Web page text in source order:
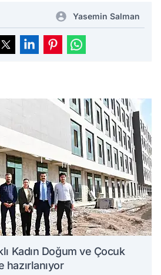
Yasemin Salman
Kadın Doğum ve Çocuk
hazırlanıyor